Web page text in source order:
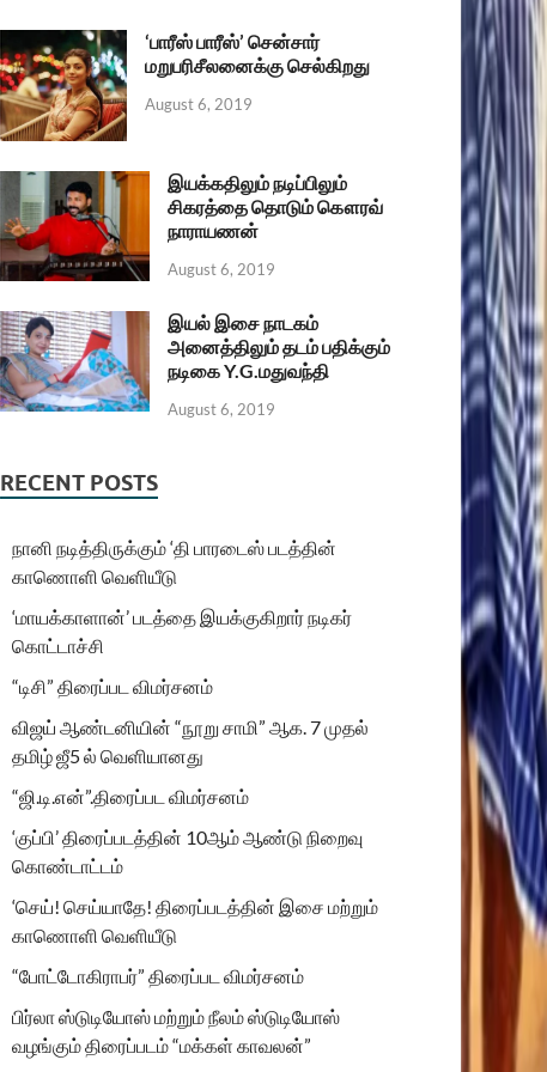
‘பாரீஸ் பாரீஸ்’ சென்சார்
மறுபரிசீலனைக்கு செல்கிறது
August 6, 2019
இயக்கதிலும் நடிப்பிலும்
சிகரத்தை தொடும் கௌரவ்
நாராயணன்
August 6, 2019
இயல் இசை நாடகம்
அனைத்திலும் தடம் பதிக்கும்
நடிகை Y.G.மதுவந்தி
August 6, 2019
RECENT POSTS
நானி நடித்திருக்கும் ‘தி பாரடைஸ் படத்தின்
காணொளி வெளியீடு
‘மாயக்காளான்’ படத்தை இயக்குகிறார் நடிகர்
கொட்டாச்சி
“டிசி” திரைப்பட விமர்சனம்
விஜய் ஆண்டனியின் “நூறு சாமி” ஆக. 7 முதல்
தமிழ் ஜீ5 ல் வெளியானது
“ஜி.டி.என்”.திரைப்பட விமர்சனம்
‘குப்பி’ திரைப்படத்தின் 10ஆம் ஆண்டு நிறைவு
கொண்டாட்டம்
‘செய்! செய்யாதே! திரைப்படத்தின் இசை மற்றும்
காணொளி வெளியீடு
“போட்டோகிராபர்” திரைப்பட விமர்சனம்
பிர்லா ஸ்டுடியோஸ் மற்றும் நீலம் ஸ்டுடியோஸ்
வழங்கும் திரைப்படம் “மக்கள் காவலன்”